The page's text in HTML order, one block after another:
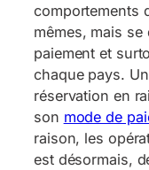
comportements
mêmes, mais
paiement et
chaque pays.
réservation en
son mode de
raison, les
est désormais,